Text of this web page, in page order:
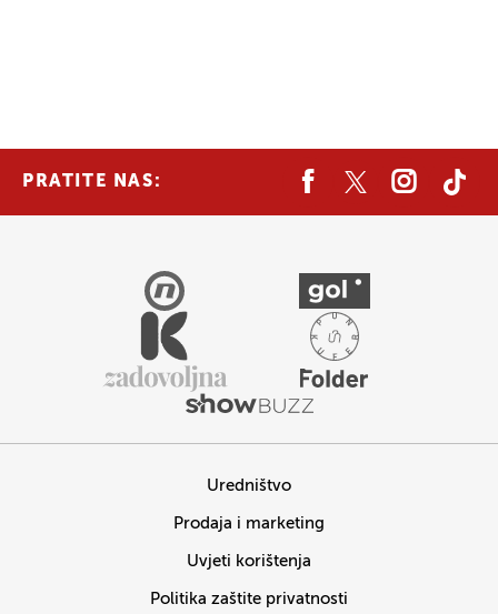
PRATITE NAS:
Uredništvo
Prodaja i marketing
Uvjeti korištenja
Politika zaštite privatnosti